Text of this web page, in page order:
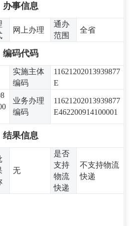
办事信息
网上办理
通办
范围
全省
编码代码
实施主体
编码
11621202013939877
E
业务办理
编码
11621202013939877
E462200914100001
结果信息
无
是否
支持
物流
快递
不支持物流
快递